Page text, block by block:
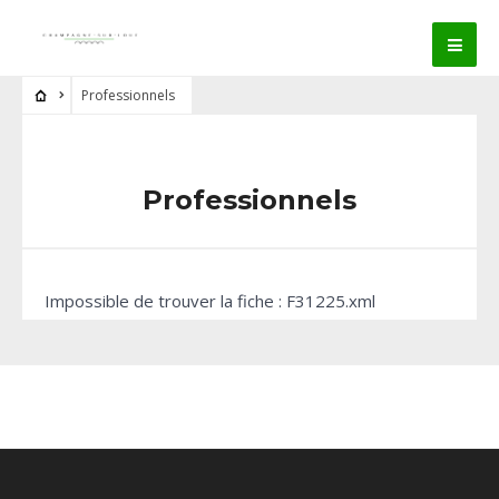
Professionnels
Professionnels
Impossible de trouver la fiche : F31225.xml